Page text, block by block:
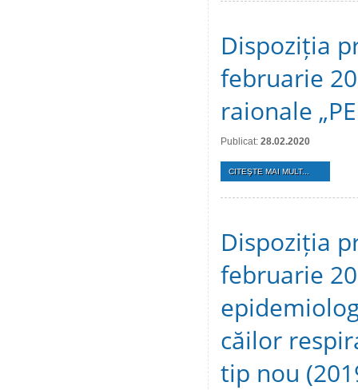
Dispoziția
februarie
raionale
Publicat: 28.02.2020
CITEŞTE MAI MULT...
Dispoziția
februarie
căilor
tip nou